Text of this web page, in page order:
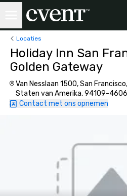
Locaties
Holiday Inn San
Golden Gateway
Van Nesslaan 1500, San
Staten van Amerika, 94109-4606
Contact met ons opnemen